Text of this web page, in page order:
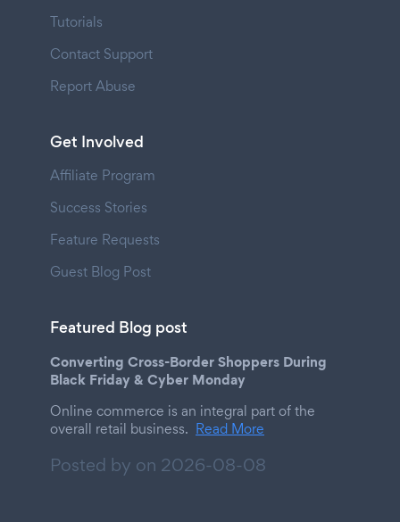
Tutorials
Contact Support
Report Abuse
Get Involved
Affiliate Program
Success Stories
Feature Requests
Guest Blog Post
Featured Blog post
Converting Cross-Border Shoppers During
Black Friday & Cyber Monday
Online commerce is an integral part of the
overall retail business. Read More
Posted by on 2026-08-08